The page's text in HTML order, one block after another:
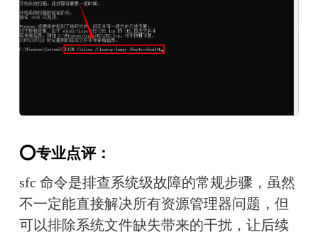
⭕专业点评：
sfc 命令是排查系统级故障的常规步骤，虽然
不一定能直接解决所有资源管理器问题，但
可以排除系统文件缺失带来的干扰，让后续